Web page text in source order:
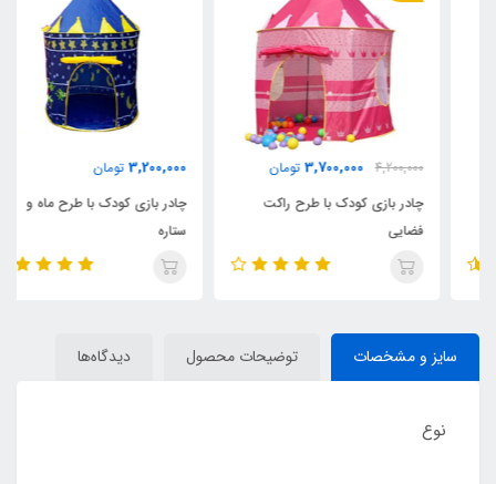
4,200,000
3,700,000 تومان
چادر بازی کودک با طرح راکت
3,200,000 تومان
چادر بازی کودک با طرح ماه و
سایز و مشخصات توضیحات محصول دیدگاه‌ها
نوع